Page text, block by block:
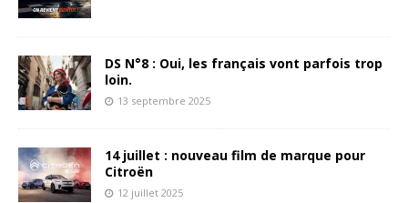
DS N°8 : Oui, les français vont parfois trop
loin.
13 septembre 2025
14 juillet : nouveau film de marque pour
Citroën
12 juillet 2025